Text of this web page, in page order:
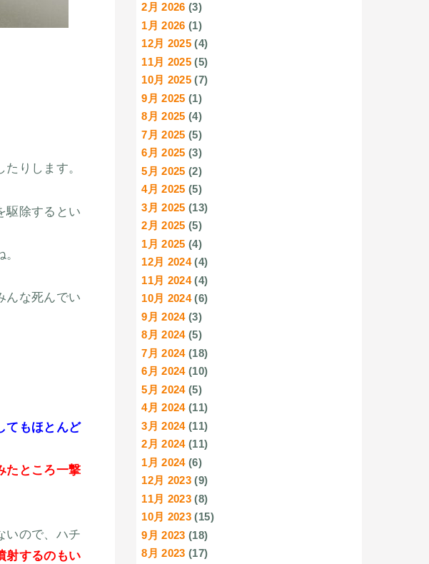
りします。
駆除するとい
んな死んでい
てもほとんど
たところ一撃
いので、ハチ
射するのもい
2月 2026 (3)
1月 2026 (1)
12月 2025 (4)
11月 2025 (5)
10月 2025 (7)
9月 2025 (1)
8月 2025 (4)
7月 2025 (5)
6月 2025 (3)
5月 2025 (2)
4月 2025 (5)
3月 2025 (13)
2月 2025 (5)
1月 2025 (4)
12月 2024(4)
11月 2024(4)
10月 2024(6)
9月 2024(3)
8月 2024(5)
7月 2024(18)
6月 2024(10)
5月 2024(5)
4月 2024(11)
3月 2024(11)
2月 2024(11)
1月 2024(6)
12月 2023 (9)
11月 2023 (8)
10月 2023 (15)
9月 2023 (18)
8月 2023 (17)